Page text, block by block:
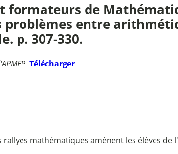
formateurs de
problèmes entre
p. 307-330.
Télécharger
mathématiques amènent les élèves de